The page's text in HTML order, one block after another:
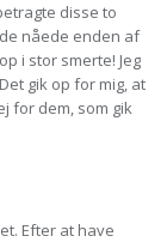
disse to
nåede enden af
i stor smerte! Jeg
gik op for mig, at
for dem, som gik
Efter at have